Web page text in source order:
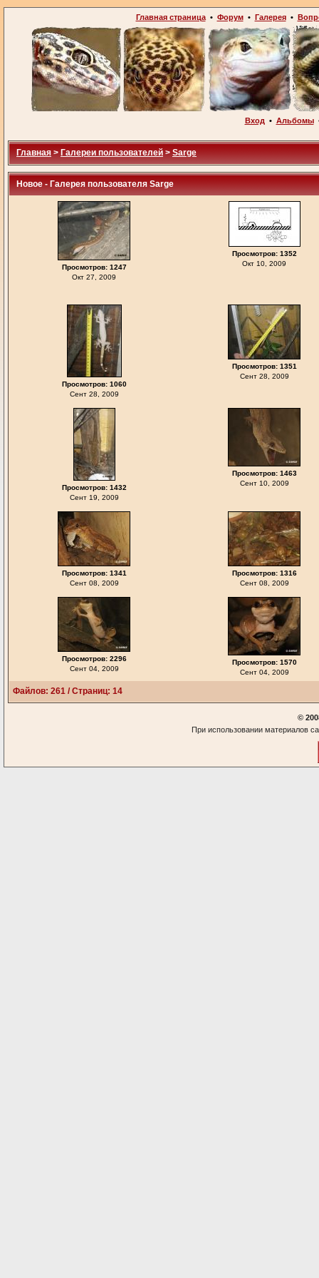
Главная страница• Форум• Галерея•
Вход • Альбомы
Главная > Галереи пользователей > Sarge
Новое - Галерея пользователя Sarge
Просмотров: 1247
Окт 27, 2009
Просмотров: 1352
Окт 10, 2009
Просмотров: 1060
Сент 28, 2009
Просмотров: 1351
Сент 28, 2009
Просмотров: 1432
Сент 19, 2009
Просмотров: 1463
Сент 10, 2009
Просмотров: 1341
Сент 08, 2009
Просмотров: 1316
Сент 08, 2009
Просмотров: 2296
Сент 04, 2009
Просмотров: 1570
Сент 04, 2009
Файлов: 261 / Страниц: 14
©
При использовании материалов